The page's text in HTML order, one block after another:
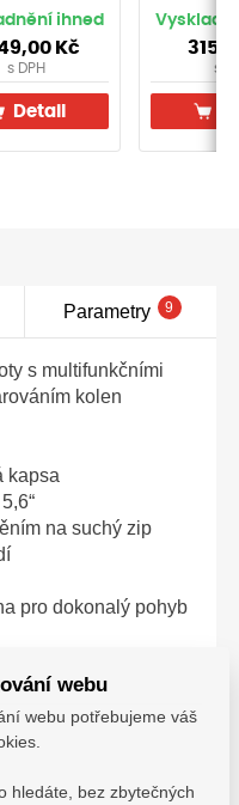
ihned
Kč
s DPH
Detail
s
Parametry 9
s multifunkčními
kolen
kapsa
na suchý zip
pro dokonalý pohyb
bavlna, 200 g/m²
webu
webu potřebujeme váš
hledáte, bez zbytečných